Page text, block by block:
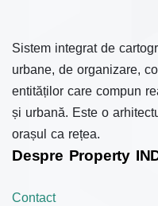
Sistem integrat de
urbane, de organizare,
entităților care compun
și urbană. Este o
orașul ca rețea.
Despre Property
Contact